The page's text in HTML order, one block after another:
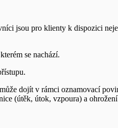
jsou pro klienty k dispozici
se nachází.
dojít v rámci oznamovací
(útěk, útok, vzpoura) a ohrožení